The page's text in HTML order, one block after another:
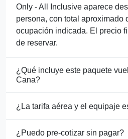
Only - All Inclusive aparece
persona, con total aproximado
ocupación indicada. El precio
de reservar.
¿Qué incluye este paquete
Cana?
¿La tarifa aérea y el equipaje
¿Puedo pre-cotizar sin pagar?